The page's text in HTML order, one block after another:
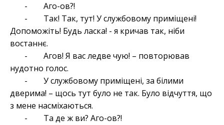
- Аго-ов?!
- Так! Так, тут! У службовому приміщені!
Допоможіть! Будь ласка! - я кричав так, ніби
востаннє.
- Агов! Я вас ледве чую! – повторював
нудотно голос.
- У службовому приміщені, за білими
дверима! – щось тут було не так. Було відчуття, що
з мене насміхаються.
- Та де ж ви? Аго-ов?!